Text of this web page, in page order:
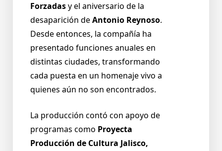
Forzadasy el aniversario de la
desaparición deAntonio Reynoso.
Desde entonces, la compañía ha
presentado funciones anuales en
distintas ciudades, transformando
cada puesta en un homenaje vivo a
quienes aún no son encontrados.
La producción contó con apoyo de
programas como Proyecta
Producción de Cultura Jalisco,